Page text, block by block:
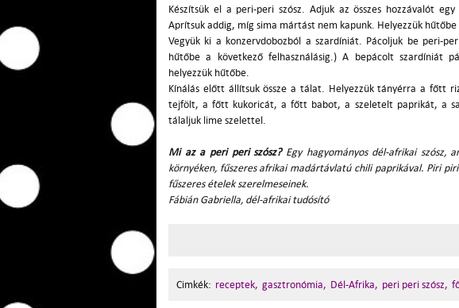
Készítsük el a peri-peri szósz. Adjuk az összes hozzávalót
Aprítsuk addig, míg sima mártást nem kapunk. Helyezzük hűtőbe
Vegyük ki a konzervdobozból a szardíniát. Pácoljuk be peri-
hűtőbe a következő felhasználásig.) A bepácolt szardíniát
helyezzük hűtőbe.
Kínálás előtt állítsuk össze a tálat. Helyezzük tányérra a főtt
tejfölt, a főtt kukoricát, a főtt babot, a szeletelt paprikát, a
tálaljuk lime szelettel.
Mi az a peri peri szósz? Egy hagyományos dél-afrikai szósz,
környéken, fűszeres afrikai madártávlatú chili paprikával. Piri
fűszeres ételek szerelmeseinek.
Fábián Gabriella, dél-afrikai tudósító
Cimkék: receptek, gasztronómia, Dél-Afrika, peri peri szósz,